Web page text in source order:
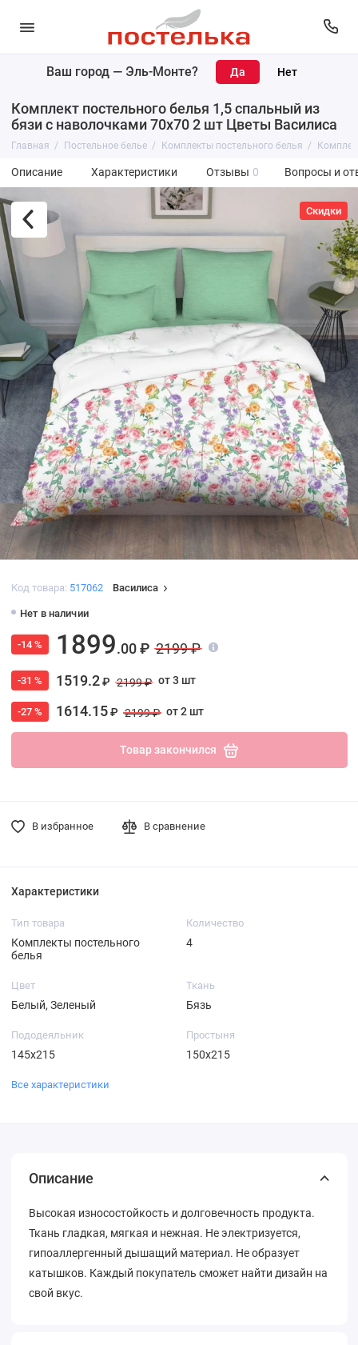
Ваш город — Эль-Монте?
Комплект постельного белья 1,5 спальный из
бязи с наволочками 70х70 2 шт Цветы Василиса
Главная Постельное белье Комплекты постельного белья
Описание Характеристики Отзывы 0 Вопросы и
Скидки
Код товара: 517062 Василиса
Нет в наличии
-14 % 1899.00 ₽ 2199 ₽
-31 % 1519.2₽ 2199 ₽ от 3 шт
-27 % 1614.15₽ 2199 ₽ от 2 шт
Товар закончился
В избранное В сравнение
Характеристики
Тип товара
Комплекты постельного
белья
Количество
4
Цвет
Белый, Зеленый
Ткань
Бязь
Пододеяльник
145х215
Простыня
150х215
Все характеристики
Описание
Высокая износостойкость и долговечность продукта.
Ткань гладкая, мягкая и нежная. Не электризуется,
гипоаллергенный дышащий материал. Не образует
катышков. Каждый покупатель сможет найти дизайн на
свой вкус.